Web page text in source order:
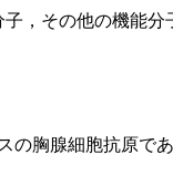
，その他の機能分
の胸腺細胞抗原で